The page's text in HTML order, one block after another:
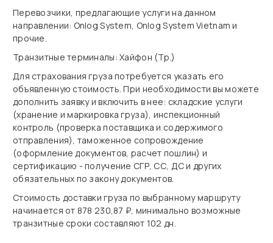
Перевозчики, предлагающие услуги на данном
направлении: Onlog System, Onlog System Vietnam и
прочие.
Транзитные терминалы: Хайфон (Тр.)
Для страхования груза потребуется указать его
объявленную стоимость. При необходимости вы можете
дополнить заявку и включить в нее: складские услуги
(хранение и маркировка груза), инспекционный
контроль (проверка поставщика и содержимого
отправления), таможенное сопровождение
(оформление документов, расчет пошлин) и
сертификацию - получение СГР, СС, ДС и других
обязательных по закону документов.
Стоимость доставки груза по выбранному маршруту
начинается от 878 230,87 ₽, минимально возможные
транзитные сроки составляют 102 дн.